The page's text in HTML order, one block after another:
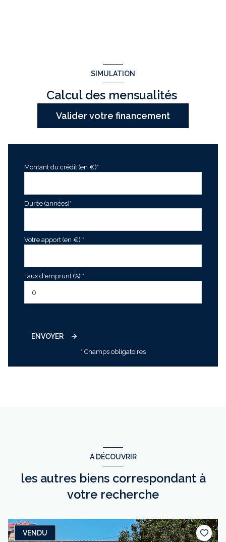
SIMULATION
Calcul des mensualités
Valider votre financement
Montant du crédit (en €)*
Durée (années)*
Votre apport (en €) *
Taux d'emprunt (%) *
ENVOYER
* Champs obligatoires
A DÉCOUVRIR
les autres biens correspondant à
votre recherche
VENDU